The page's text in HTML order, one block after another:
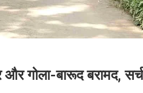
गोला-बारूद बरामद, सर्च